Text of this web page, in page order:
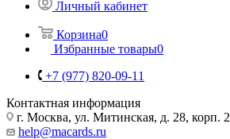
Личный кабинет
Корзина0
Избранные товары0
+7 (977) 820-09-11
Контактная информация
г. Москва, ул. Митинская, д. 28, корп. 2
help@macards.ru